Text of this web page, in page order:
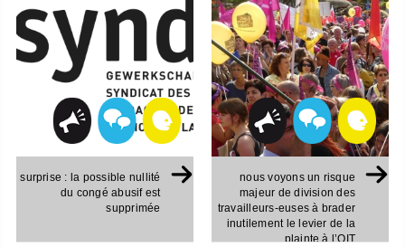
surprise : la possible nullité
du congé abusif est
supprimée
nous voyons un risque
majeur de division des
travailleurs-euses à brader
inutilement le levier de la
plainte à l’OIT